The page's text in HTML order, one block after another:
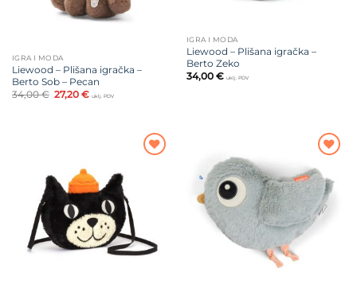
IGRA I MODA
Liewood – Plišana igračka –
Berto Sob – Pecan
34,00€ Izvorna
cijena
27,20€Trenutna
uklj. PDV
IGRA I MODA
Liewood – Plišana igračka –
Berto Zeko
34,00 € uklj. PDV
na listu
želja